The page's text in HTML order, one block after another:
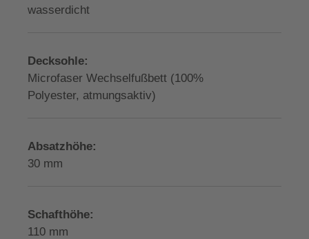
wasserdicht
Decksohle:
Microfaser Wechselfußbett (100%
Polyester, atmungsaktiv)
Absatzhöhe:
30 mm
Schafthöhe:
110 mm